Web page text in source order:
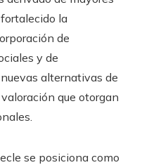
la
de
y de
alternativas de
que otorgan
se posiciona como